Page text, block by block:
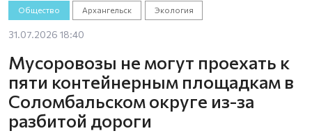
Общество Архангельск Экология
31.07.2026 18:40
Мусоровозы не могут проехать к
пяти контейнерным площадкам в
Соломбальском округе из-за
разбитой дороги